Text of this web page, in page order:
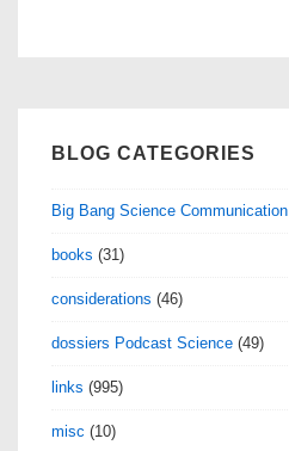
BLOG CATEGORIES
Big Bang Science Communication
books (31)
considerations (46)
dossiers Podcast Science (49)
links (995)
misc (10)